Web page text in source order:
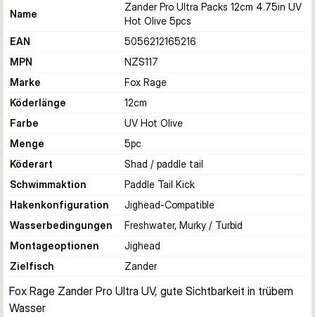
Name
Zander Pro Ultra Packs 12cm 4.75in UV
Hot Olive 5pcs
EAN
5056212165216
MPN
NZS117
Marke
Fox Rage
Köderlänge
12cm
Farbe
UV Hot Olive
Menge
5pc
Köderart
Shad / paddle tail
Schwimmaktion
Paddle Tail Kick
Hakenkonfiguration
Jighead-Compatible
Wasserbedingungen
Freshwater, Murky / Turbid
Montageoptionen
Jighead
Zielfisch
Zander
Fox Rage Zander Pro Ultra UV, gute Sichtbarkeit in trübem
Wasser